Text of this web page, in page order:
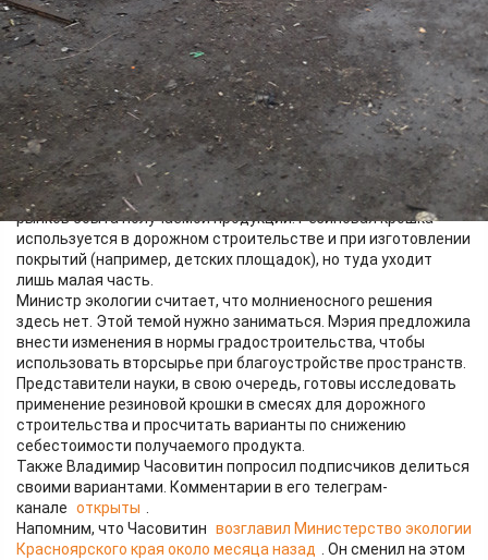
служб.
Как отметил Часовитин, проблема старых покрышек
актуальна для всех регионов. Наш край не стал исключением.
Отслужившую своё резину можно увидеть не только на
свалках, но и возле дорог. Только в Красноярске за год
образуется 6 тысяч кубометров шин, которые можно и нужно
перерабатывать. Этим в городе занимаются 4 фирмы (ранее
мэрия Красноярска опубликовала 3 адреса ).
Предприятия готовы принимать больше покрышек, но
возникает проблема отсутствия достаточного количества
рынков сбыта получаемой продукции. Резиновая крошка
используется в дорожном строительстве и при изготовлении
покрытий (например, детских площадок), но туда уходит
лишь малая часть.
Министр экологии считает, что молниеносного решения
здесь нет. Этой темой нужно заниматься. Мэрия предложила
внести изменения в нормы градостроительства, чтобы
использовать вторсырье при благоустройстве пространств.
Представители науки, в свою очередь, готовы исследовать
применение резиновой крошки в смесях для дорожного
строительства и просчитать варианты по снижению
себестоимости получаемого продукта.
Также Владимир Часовитин попросил подписчиков делиться
своими вариантами. Комментарии в его телеграм-
канале открыты
Напомним, что Часовитин возглавил Министерство экологии
Красноярского края около месяца назад
. Он сменил на этом